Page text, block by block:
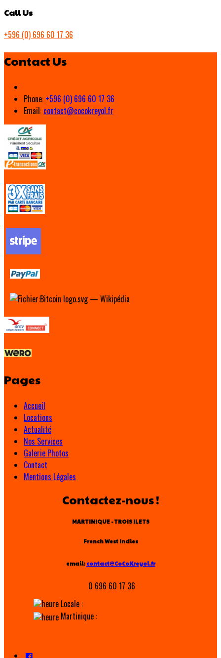
Call Us
+596 (0) 696 60 17 36
Contact Us
Phone: +596 (0) 696 60 17 36
Email: contact@cocokreyol.fr
Pages
Accueil
Locations
Actualité
Nos Services
Galerie Photos
Contact
Mentions Légales
Contactez-nous !
MARTINIQUE - TROIS ILETS
French West Indies
email: contact@CoCoKreyol.fr
0 696 60 17 36
Locale :
Martinique :